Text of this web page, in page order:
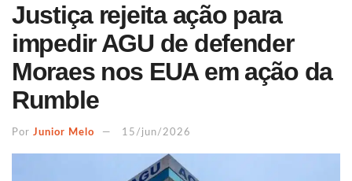
Justiça rejeita ação para
impedir AGU de defender
Moraes nos EUA em ação da
Rumble
Por Junior Melo 15/jun/2026